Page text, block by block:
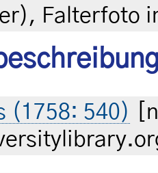
Falterfoto
(1758: 540)